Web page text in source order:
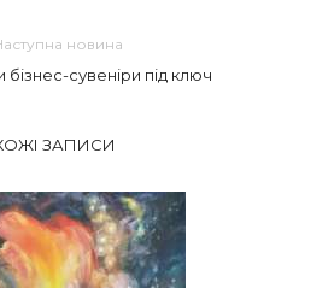
новина
сувеніри під ключ
ЗАПИСИ